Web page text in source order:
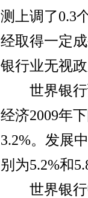
测上调了0.3
经取得一定
银行业无视
世界银行
经济2009年
3.2%。发展
别为5.2%和
世界银行